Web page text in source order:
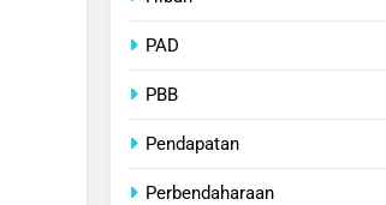
PAD
PBB
Pendapatan
Perbendaharaan